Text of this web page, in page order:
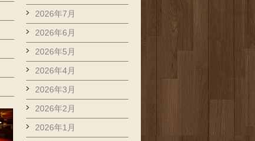
2026年7月
2026年6月
2026年5月
2026年4月
2026年3月
2026年2月
2026年1月